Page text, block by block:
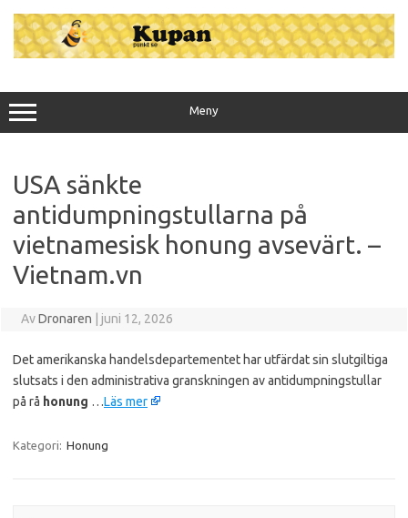
innehåll
Meny
USA sänkte
antidumpningstullarna på
vietnamesisk honung avsevärt. –
Vietnam.vn
AvDronaren juni 12, 2026
Det amerikanska handelsdepartementet har utfärdat sin slutgiltiga
slutsats i den administrativa granskningen av antidumpningstullar
på rå honung …Läs mer
Kategori: Honung